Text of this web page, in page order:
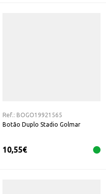
Ref.: BOGO19921565
Botão Duplo Stadio Golmar
10,55€